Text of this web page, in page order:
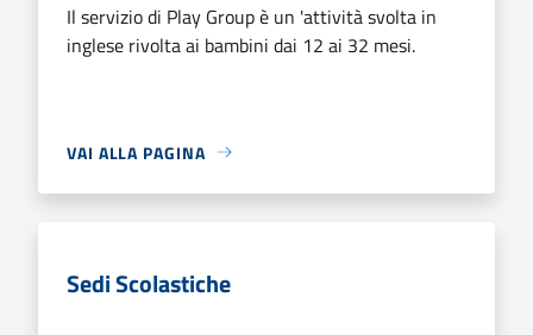
Il servizio di Play Group è un 'attività svolta in
inglese rivolta ai bambini dai 12 ai 32 mesi.
VAI ALLA PAGINA
Sedi Scolastiche